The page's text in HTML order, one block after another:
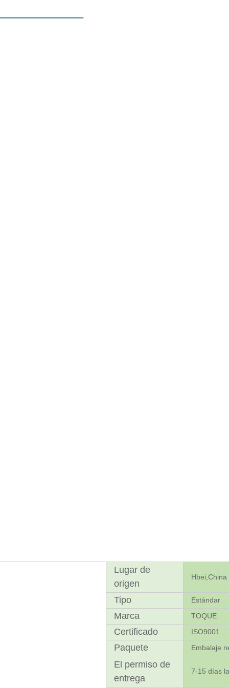
Lugar de
origen
Hbei,China
Tipo Estándar
Marca TOQUE
Certificado ISO9001
Paquete Embalaje
El permiso de
entrega
7-15 días